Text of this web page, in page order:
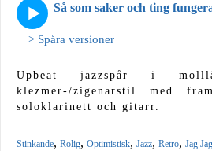
Så som saker och ting
> Spåra versioner
Upbeat jazzspår i
klezmer-/zigenarstil med
soloklarinett och gitarr.
Stinkande, Rolig, Optimistisk, Jazz, Retro, Jag Jag